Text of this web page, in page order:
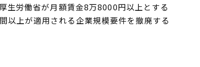
生労働省が月額賃金8万8000円以上とする
以上が適用される企業規模要件を撤廃する